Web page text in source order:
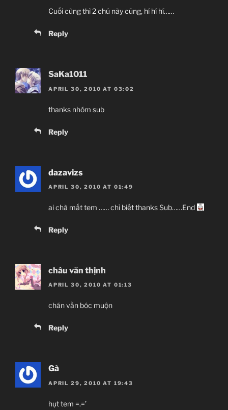
Cuối cùng thì 2 chú này cũng, hí hí hí……
Reply
SaKa1011
APRIL 30, 2010 AT 03:02
thanks nhóm sub
Reply
dazavizs
APRIL 30, 2010 AT 01:49
ai chà mất tem …… chỉ biết thanks Sub……End
Reply
châu văn thịnh
APRIL 30, 2010 AT 01:13
chán vẫn bóc muộn
Reply
Gà
APRIL 29, 2010 AT 19:43
hụt tem =.=’